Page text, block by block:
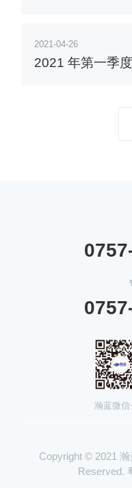
2021-04-26
2021 年第一季
瀚蓝微信
Copyright © 2021
Reserved.